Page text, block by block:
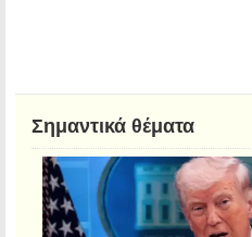
Σημαντικά θέματα